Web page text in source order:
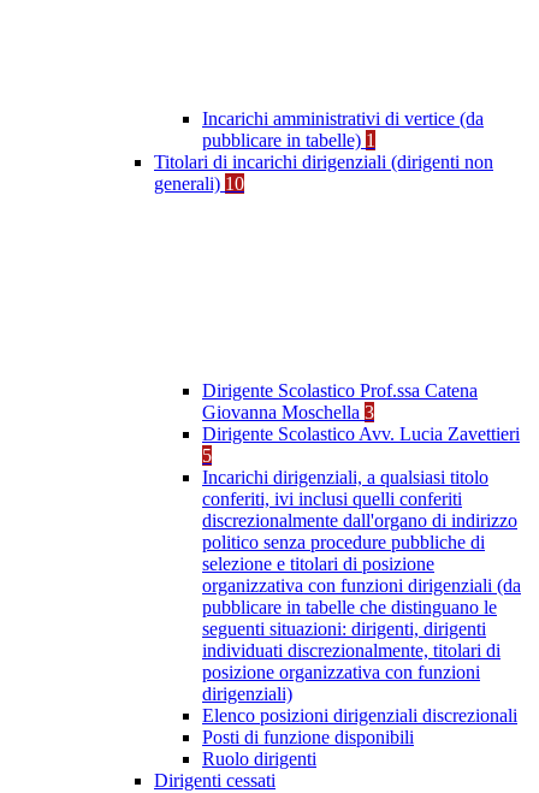
Incarichi amministrativi di vertice (da
pubblicare in tabelle) 1
Titolari di incarichi dirigenziali (dirigenti non
generali) 10
Dirigente Scolastico Prof.ssa Catena
Giovanna Moschella 3
Dirigente Scolastico Avv. Lucia Zavettieri
5
Incarichi dirigenziali, a qualsiasi titolo
conferiti, ivi inclusi quelli conferiti
discrezionalmente dall'organo di indirizzo
politico senza procedure pubbliche di
selezione e titolari di posizione
organizzativa con funzioni dirigenziali (da
pubblicare in tabelle che distinguano le
seguenti situazioni: dirigenti, dirigenti
individuati discrezionalmente, titolari di
posizione organizzativa con funzioni
dirigenziali)
Elenco posizioni dirigenziali discrezionali
Posti di funzione disponibili
Ruolo dirigenti
Dirigenti cessati